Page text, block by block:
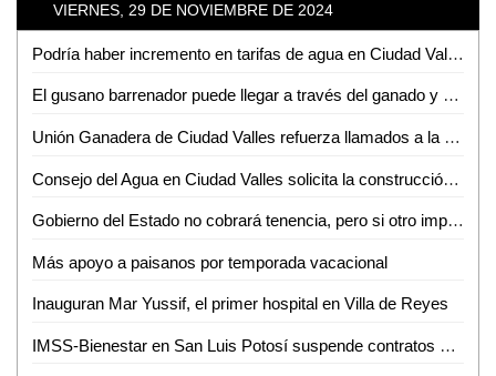
VIERNES, 29 DE NOVIEMBRE DE 2024
Podría haber incremento en tarifas de agua en Ciudad Valles; DAPAS evalúa ajuste
El gusano barrenador puede llegar a través del ganado y animales domésticos a SLP
Unión Ganadera de Ciudad Valles refuerza llamados a la regularización del ganado
Consejo del Agua en Ciudad Valles solicita la construcción de una presa a Claudia Sheinbaum
Gobierno del Estado no cobrará tenencia, pero si otro impuesto automotriz
Más apoyo a paisanos por temporada vacacional
Inauguran Mar Yussif, el primer hospital en Villa de Reyes
IMSS-Bienestar en San Luis Potosí suspende contratos para personal eventual a partir de diciembre